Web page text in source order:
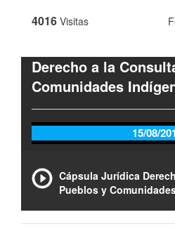
4016 Visitas
Derecho a la
Comunidades
15/08/
Cápsula Jurídica
Pueblos y